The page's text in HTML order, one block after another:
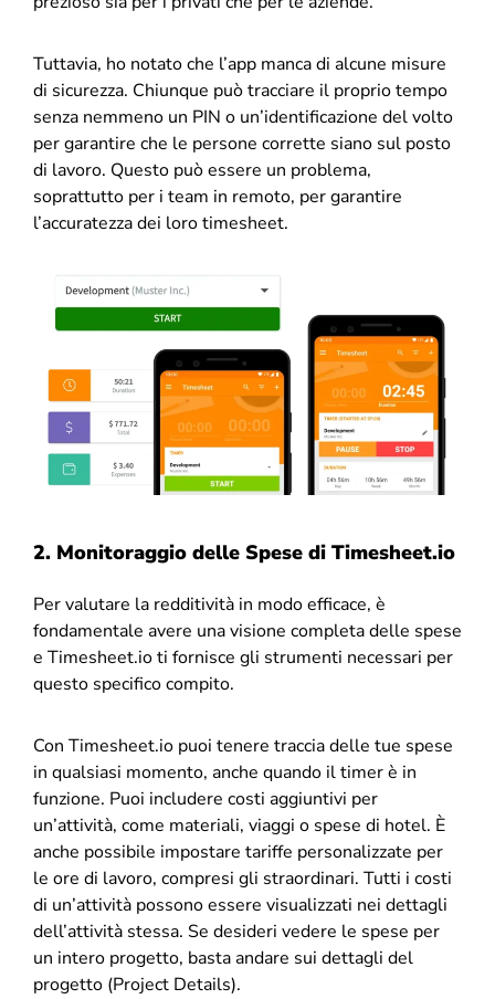
Tuttavia, ho notato che l’app manca di alcune misure
di sicurezza. Chiunque può tracciare il proprio tempo
senza nemmeno un PIN o un’identificazione del volto
per garantire che le persone corrette siano sul posto
di lavoro. Questo può essere un problema,
soprattutto per i team in remoto, per garantire
l’accuratezza dei loro timesheet.
2. Monitoraggio delle Spese di Timesheet.io
Per valutare la redditività in modo efficace, è
fondamentale avere una visione completa delle spese
e Timesheet.io ti fornisce gli strumenti necessari per
questo specifico compito.
Con Timesheet.io puoi tenere traccia delle tue spese
in qualsiasi momento, anche quando il timer è in
funzione. Puoi includere costi aggiuntivi per
un’attività, come materiali, viaggi o spese di hotel. È
anche possibile impostare tariffe personalizzate per
le ore di lavoro, compresi gli straordinari. Tutti i costi
di un’attività possono essere visualizzati nei dettagli
dell’attività stessa. Se desideri vedere le spese per
un intero progetto, basta andare sui dettagli del
progetto (Project Details).